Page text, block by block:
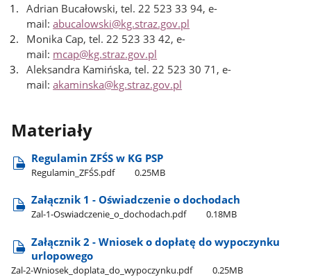
Adrian Bucałowski, tel. 22 523 33 94, e-
mail:abucalowski@kg.straz.gov.pl
Monika Cap, tel. 22 523 33 42, e-
mail: mcap@kg.straz.gov.pl
Aleksandra Kamińska, tel. 22 523 30 71, e-
mail:akaminska@kg.straz.gov.pl
Materiały
Regulamin ZFŚS w KG​ PSP
Regulamin​_ZFŚS.pdf 0.25MB
Załącznik 1 - Oświadczenie o dochodach
Zal-1-Oswiadczenie​_o​_dochodach.pdf 0.18MB
Załącznik 2 - Wniosek o dopłatę do wypoczynku
urlopowego
Zal-2-Wniosek​_doplata​_do​_wypoczynku.pdf 0.25MB